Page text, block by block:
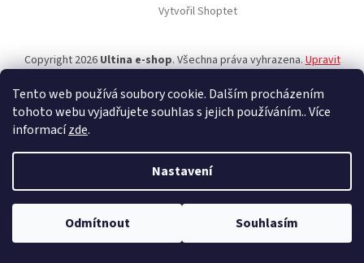
Tento web používá soubory cookie. Dalším procházením
tohoto webu vyjadřujete souhlas s jejich používáním.. Více
informacízde.
Nastavení
Odmítnout Souhlasím
Vytvořil Shoptet
Copyright 2026Ultina e-shop. Všechna práva vyhrazena.Upravit